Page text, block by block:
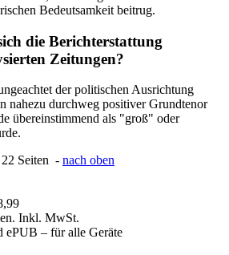
Bedeutsamkeit beitrug.
die Berichterstattung
Zeitungen?
der politischen Ausrichtung
nahezu durchweg positiver Grundtenor
übereinstimmend als "groß" oder
22 Seiten - nach oben
Inkl. MwSt.
ePUB – für alle Geräte